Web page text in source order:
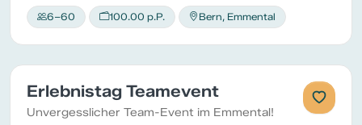
6–60 100.00 p.P. Bern, Emmental
Erlebnistag Teamevent
Unvergesslicher Team-Event im Emmental!